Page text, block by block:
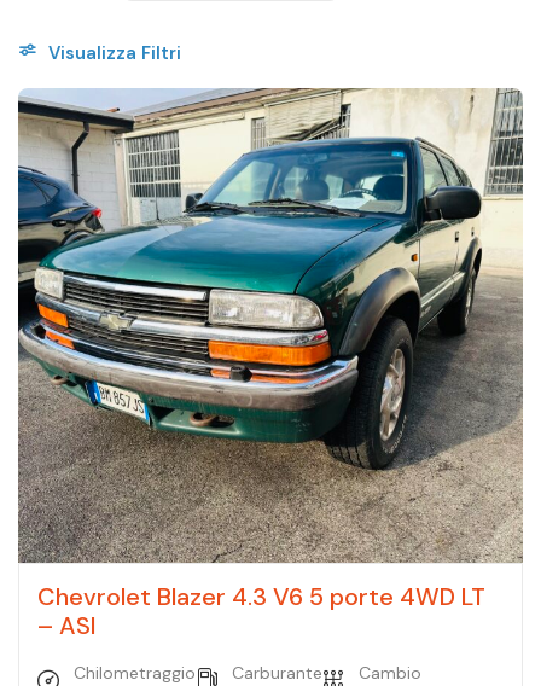
Visualizza Filtri
Chevrolet Blazer 4.3 V6 5 porte 4WD LT
– ASI
Chilometraggio
Carburante
Cambio